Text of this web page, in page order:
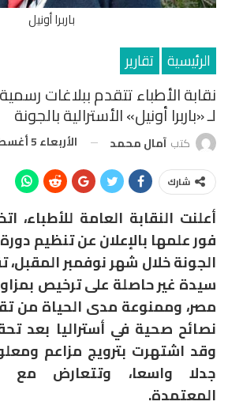
باربرا أونيل
الرئيسية تقارير
نقابة الأطباء تتقدم ببلاغات
لـ «باربرا أونيل» الأسترالية بالجونة
كتب آمال محمد الأربعاء 5 أغسطس, 2026 10:17 م
شارك
أعلنت النقابة العامة للأطباء،
فور علمها بالإعلان عن تنظيم
الجونة خلال شهر نوفمبر المقبل،
سيدة غير حاصلة على ترخيص
مصر، وممنوعة مدى الحياة من
نصائح صحية في أستراليا بعد
وقد اشتهرت بترويج مزاعم
جدلا واسعا، وتتعارض مع
المعتمدة.